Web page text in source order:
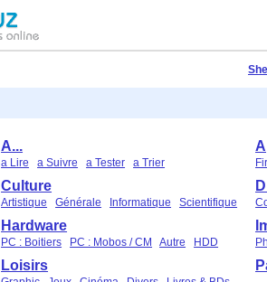
A...
a Lire a Suivre a Tester a Trier
Culture
Artistique Générale Informatique Scientifique
Hardware
PC : Boitiers PC : Mobos / CM Autre HDD
Loisirs